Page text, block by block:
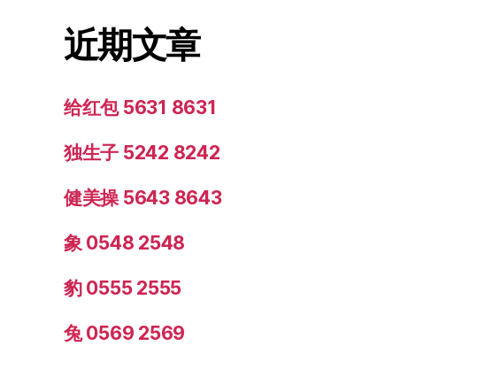
近期文章
给红包 5631 8631
独生子 5242 8242
健美操 5643 8643
象 0548 2548
豹 0555 2555
兔 0569 2569